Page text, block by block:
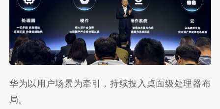
华为以用户场景为牵引，持续投入桌面级处理器布
局。